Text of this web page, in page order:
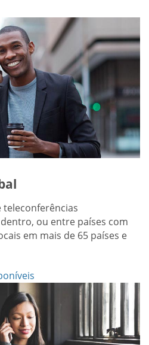
teleconferências
ou entre países com
em mais de 65 países e